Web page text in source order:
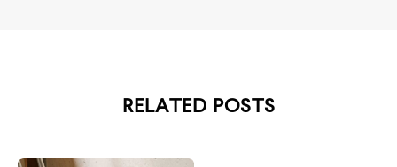
RELATED POSTS